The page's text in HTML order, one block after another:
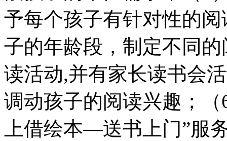
予每个孩子有针对性的
子的年龄段，制定不同
读活动,并有家长读书会
调动孩子的阅读兴趣；
上借绘本—送书上门”服